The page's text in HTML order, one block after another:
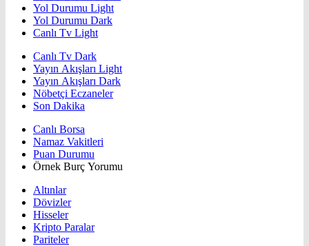
Yol Durumu Light
Yol Durumu Dark
Canlı Tv Light
Canlı Tv Dark
Yayın Akışları Light
Yayın Akışları Dark
Nöbetçi Eczaneler
Son Dakika
Canlı Borsa
Namaz Vakitleri
Puan Durumu
Örnek Burç Yorumu
Altınlar
Dövizler
Hisseler
Kripto Paralar
Pariteler